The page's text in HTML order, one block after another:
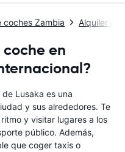
coches Zambia Alquiler de
en
Lusaka es una
y sus alrededores. Te
y visitar lugares a los
público. Además,
que coger taxis o